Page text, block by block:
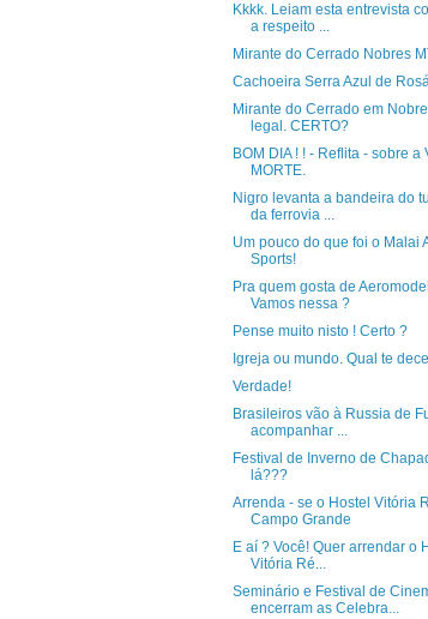
Kkkk. Leiam esta entrevista
a respeito ...
Mirante do Cerrado Nobres
Cachoeira Serra Azul de
Mirante do Cerrado em
legal. CERTO?
BOM DIA ! ! - Reflita - sobre a
MORTE.
Nigro levanta a bandeira do
da ferrovia ...
Um pouco do que foi o Malai
Sports!
Pra quem gosta de
Vamos nessa ?
Pense muito nisto ! Certo ?
Igreja ou mundo. Qual te
Verdade!
Brasileiros vão à Russia de
acompanhar ...
Festival de Inverno de
lá???
Arrenda - se o Hostel Vitória
Campo Grande
E aí ? Você! Quer arrendar o
Vitória Ré...
Seminário e Festival de
encerram as Celebra...